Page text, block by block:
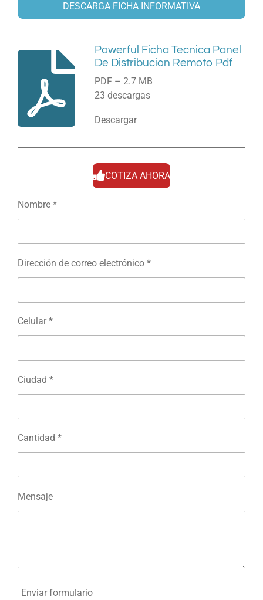
DESCARGA FICHA INFORMATIVA
Powerful Ficha Tecnica Panel
De Distribucion Remoto Pdf
PDF – 2.7 MB
23 descargas
Descargar
COTIZA AHORA
Nombre *
Dirección de correo electrónico *
Celular *
Ciudad *
Cantidad *
Mensaje
Enviar formulario